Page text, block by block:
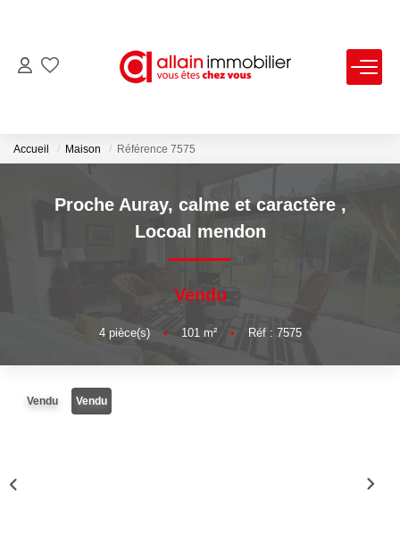
LOCATIONS
ESTIMATION
NOS AGENCES
Accueil Maison Référence 7575
Proche Auray, calme et caractère ,
Locoal mendon
Vendu
4pièce(s) • 101 m² • Réf : 7575
Vendu Vendu